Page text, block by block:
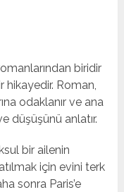
biridir
hikayedir. Roman,
odaklanır ve ana
düşüşünü anlatır.
bir ailenin
için evini terk
sonra Paris’e